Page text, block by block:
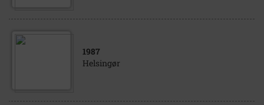
1987
Helsingør